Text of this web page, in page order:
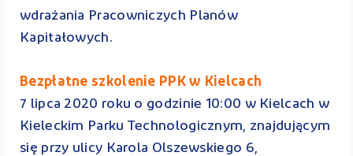
wdrażania Pracowniczych Planów
Kapitałowych.
Bezpłatne szkolenie PPK w Kielcach
7 lipca 2020 roku o godzinie 10:00 w Kielcach w
Kieleckim Parku Technologicznym, znajdującym
się przy ulicy Karola Olszewskiego 6,